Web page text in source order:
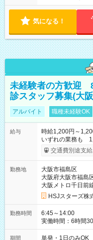
気になる！
未経験者の方歓
診スタッフ募集(大
アルバイト 職種未経験OK
給与
時給1,200円～
いずれの業務も
期間】試用期間な
交通費別途支給
勤務地
大阪市福島区
大阪府大阪市福
大阪メトロ千日前
HSJスターズ株
勤務時間
6:45～14:00
実働時間：6時間
45分)
期間 単発・1日のみOK